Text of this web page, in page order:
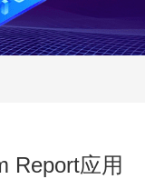
Report应用